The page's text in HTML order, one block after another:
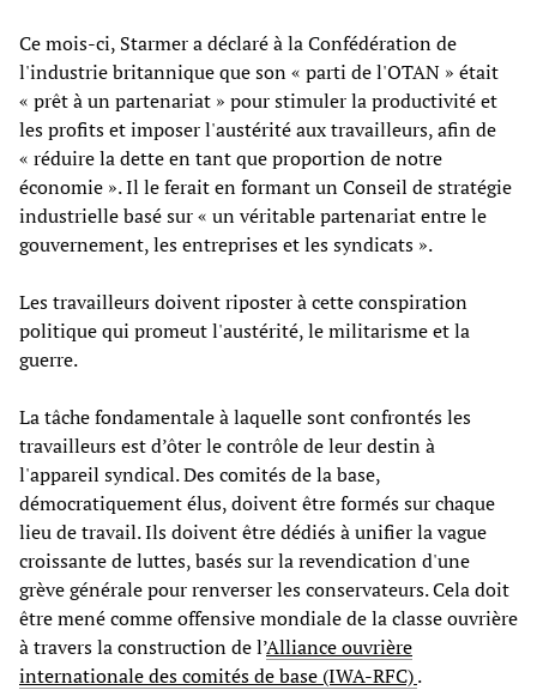
Ce mois-ci, Starmer a déclaré à la Confédération de
l'industrie britannique que son « parti de l'OTAN » était
« prêt à un partenariat » pour stimuler la productivité et
les profits et imposer l'austérité aux travailleurs, afin de
« réduire la dette en tant que proportion de notre
économie ». Il le ferait en formant un Conseil de stratégie
industrielle basé sur « un véritable partenariat entre le
gouvernement, les entreprises et les syndicats ».
Les travailleurs doivent riposter à cette conspiration
politique qui promeut l'austérité, le militarisme et la
guerre.
La tâche fondamentale à laquelle sont confrontés les
travailleurs est d’ôter le contrôle de leur destin à
l'appareil syndical. Des comités de la base,
démocratiquement élus, doivent être formés sur chaque
lieu de travail. Ils doivent être dédiés à unifier la vague
croissante de luttes, basés sur la revendication d'une
grève générale pour renverser les conservateurs. Cela doit
être mené comme offensive mondiale de la classe ouvrière
à travers la construction de l’Alliance ouvrière
internationale des comités de base (IWA-RFC).